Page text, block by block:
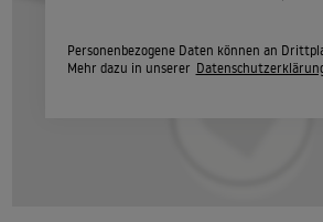
Personenbezogene Daten können an
Mehr dazu in unserer